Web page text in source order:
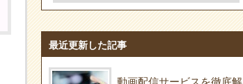
最近更新した記事
動画配信サービスを徹底解